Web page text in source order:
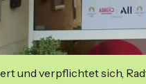
und verpflichtet sich,